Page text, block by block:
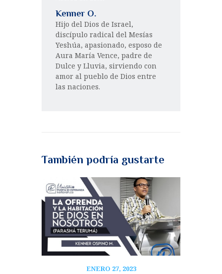
Kenner O.
Hijo del Dios de Israel,
discípulo radical del Mesías
Yeshúa, apasionado, esposo de
Aura María Vence, padre de
Dulce y Lluvia, sirviendo con
amor al pueblo de Dios entre
las naciones.
También podría gustarte
ENERO 27, 2023